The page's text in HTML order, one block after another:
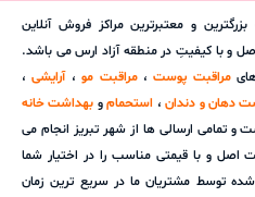
و معتبرترین مراکز فروش آنلاین
و با کیفیتِ در منطقه آزاد ارس می باشد.
مراقبت پوست،مراقبت مو،آرایشی،
دهان و دندان، استحمامو بهداشت خانه
و تمامی ارسالی ها از شهر تبریز انجام می
و با قیمتی مناسب را در اختیار شما
توسط مشتریان ما در سریع ترین زمان